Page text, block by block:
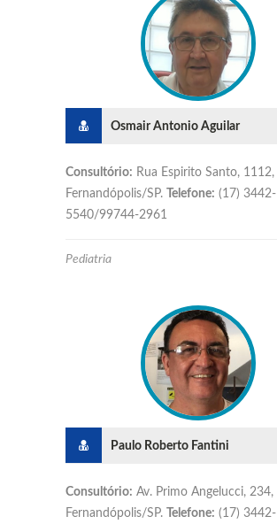
Osmair Antonio Aguilar
Consultório: Rua Espirito Santo, 1112,
Fernandópolis/SP.
Telefone: (17) 3442-
5540/99744-2961
Pediatria
Paulo Roberto Fantini
Consultório: Av. Primo Angelucci, 234,
Fernandópolis/SP.
Telefone: (17) 3442-